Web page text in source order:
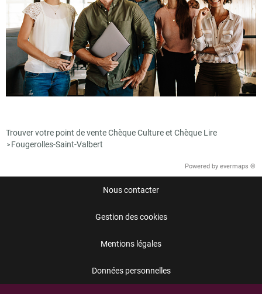
Trouver votre point de vente Chèque Culture et Chèque Lire
> Fougerolles-Saint-Valbert
Powered by evermaps ©
Nous contacter
Gestion des cookies
Mentions légales
Données personnelles